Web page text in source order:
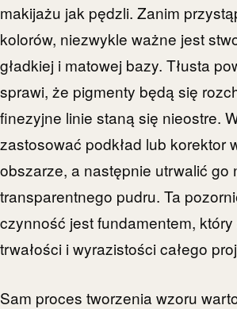
makijażu jak pędzli. Zanim
kolorów, niezwykle ważne jest
gładkiej i matowej bazy. Tłusta
sprawi, że pigmenty będą się
finezyjne linie staną się nieostre.
zastosować podkład lub korektor
obszarze, a następnie utrwalić go
transparentnego pudru. Ta
czynność jest fundamentem,
trwałości i wyrazistości całego
Sam proces tworzenia wzoru